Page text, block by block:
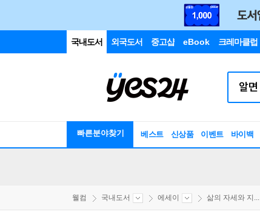
국내도서 외국도서 중고샵 eBook 크레마클럽
빠른분야찾기 베스트 신상품 이벤트 바이백
웰컴 국내도서 에세이 삶의 자세와 지...